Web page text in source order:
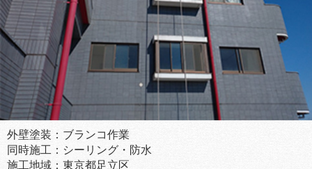
外壁塗装：ブランコ作業
同時施工：シーリング・防水
施工地域：東京都足立区